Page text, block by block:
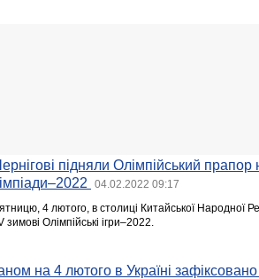
підняли Олімпійський прапор
04.02.2022 09:17
4 лютого, в столиці Китайської Народної
зимові Олімпійські ігри–2022.
на 4 лютого в Україні